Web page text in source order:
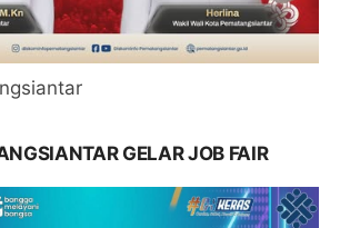
GELAR JOB FAIR